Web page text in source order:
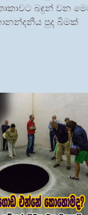
බඳුන් වන
පුද බිමක්